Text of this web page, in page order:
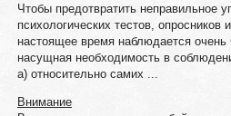
Чтобы предотвратить неправильное
психологических тестов, опросников
настоящее время наблюдается очень
насущная необходимость в
а) относительно самих ...
Внимание